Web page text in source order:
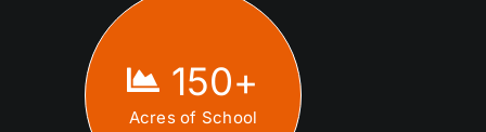
150+
Acres of School